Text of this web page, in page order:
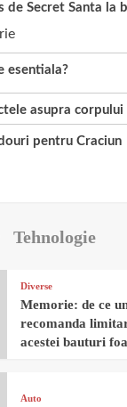
de Secret Santa la
esentiala?
asupra corpului
pentru Craciun
Tehnologie
Diverse
Memorie: de ce
recomanda
acestei bauturi
Auto